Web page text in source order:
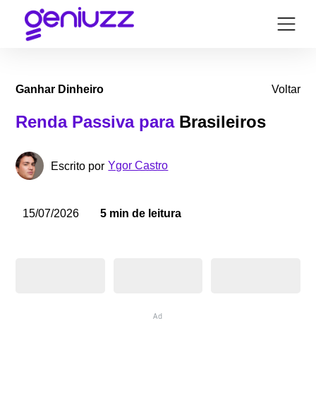
Ganhar Dinheiro Voltar
Renda Passiva paraBrasileiros
Escrito por Ygor Castro
15/07/2026 5 min de leitura
Ad